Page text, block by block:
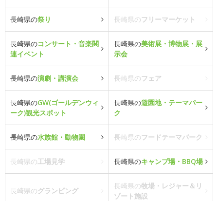
長崎県の祭り 長崎県のフリーマーケット
長崎県のコンサート・音楽関
連イベント
長崎県の美術展・博物展・展
示会
長崎県の演劇・講演会 長崎県のフェア
長崎県のGW(ゴールデンウィ
ーク)観光スポット
長崎県の遊園地・テーマパー
ク
長崎県の水族館・動物園 長崎県のフードテーマパーク
長崎県の工場見学 長崎県のキャンプ場・BBQ場
長崎県のグランピング
長崎県の牧場・レジャー＆リ
ゾート施設